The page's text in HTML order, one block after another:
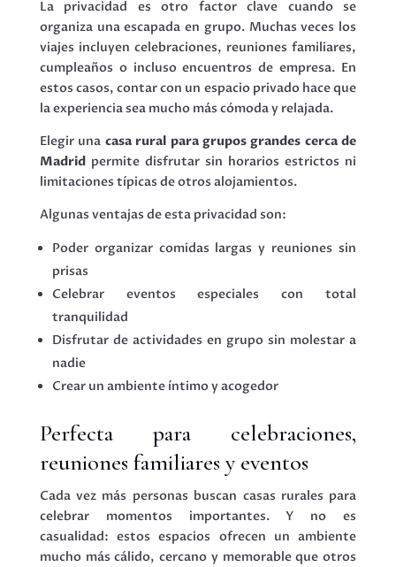
La privacidad es otro factor clave cuando se
organiza una escapada en grupo. Muchas veces los
viajes incluyen celebraciones, reuniones familiares,
cumpleaños o incluso encuentros de empresa. En
estos casos, contar con un espacio privado hace que
la experiencia sea mucho más cómoda y relajada.
Elegir una casa rural para grupos grandes cerca de
Madridpermite disfrutar sin horarios estrictos ni
limitaciones típicas de otros alojamientos.
Algunas ventajas de esta privacidad son:
Poder organizar comidas largas y reuniones sin
prisas
Celebrar eventos especiales con total
tranquilidad
Disfrutar de actividades en grupo sin molestar a
nadie
Crear un ambiente íntimo y acogedor
Perfecta para celebraciones,
reuniones familiares y eventos
Cada vez más personas buscan casas rurales para
celebrar momentos importantes. Y no es
casualidad: estos espacios ofrecen un ambiente
mucho más cálido, cercano y memorable que otros